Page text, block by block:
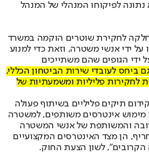
לפיקוחו המנהלי של המנהל
לחקירת שוטרים הוקמה במשרד
ידי אנשי משטרה, וזאת כדי למנוע
ידי הגופים שהם משתייכים
לעובדי שירות הביטחון הכללי,
לחקירות פליליות ומשמעתיות של
תיקים פליליים בשיתוף פעולה
מימוש אינטרסים משותפים, למשטרה
והמשותפת של אנשי המשטרה
חריף, הן מצד האינטרסים המקצועיים
לשון הצעת החוק.